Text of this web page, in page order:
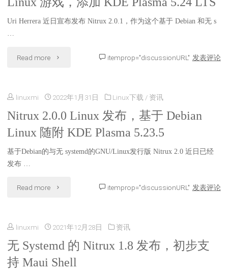
尝
Nitrux
应
用
序
Uri Herrera 近日宣布发布 Nitrux 2.0.1，作为这个基于 Debian 和无 s
…
Read more "Nitrux
默
认
切
于
itemprop="discussionURL" 发表评论
linuxmi 2022年1月31日 Linux下载 / 资讯
Nitrux 2.0.0 Linux 发布，基于 Debian
Linux 随附 KDE Plasma 5.23.5
基于Debian的与无 systemd的GNU/Linux发行版 Nitrux 2.0 近日已经
发布 …
Read more "Nitrux
Linux
发
布，
itemprop="discussionURL" 发表评论
linuxmi 2021年12月28日 资讯
无 Systemd 的 Nitrux 1.8 发布，初步支
持 Maui Shell